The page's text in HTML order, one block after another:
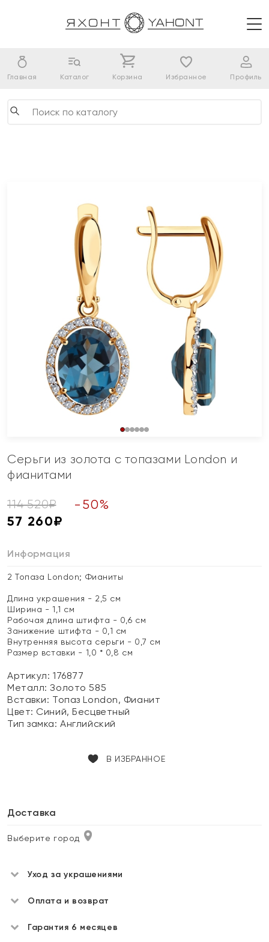
Главная Каталог Корзина Избранное Профиль
Серьги из золота с топазами London и
фианитами
114 520₽ - 50%
57 260₽
Информация
2 Топаза London; Фианиты
Длина украшения - 2,5 см
Ширина - 1,1 см
Рабочая длина штифта - 0,6 см
Занижение штифта - 0,1 см
Внутренняя высота серьги - 0,7 см
Размер вставки - 1,0 * 0,8 см
Артикул: 176877
Металл:Золото 585
Вставки: Топаз London, Фианит
Цвет: Синий, Бесцветный
Тип замка:Английский
В ИЗБРАННОЕ
Доставка
Выберите город
Уход за украшениями
Оплата и возврат
Гарантия 6 месяцев